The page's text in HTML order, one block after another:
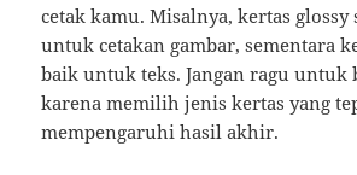
cetak kamu. Misalnya, kertas glossy
untuk cetakan gambar, sementara
baik untuk teks. Jangan ragu untuk
karena memilih jenis kertas yang
mempengaruhi hasil akhir.